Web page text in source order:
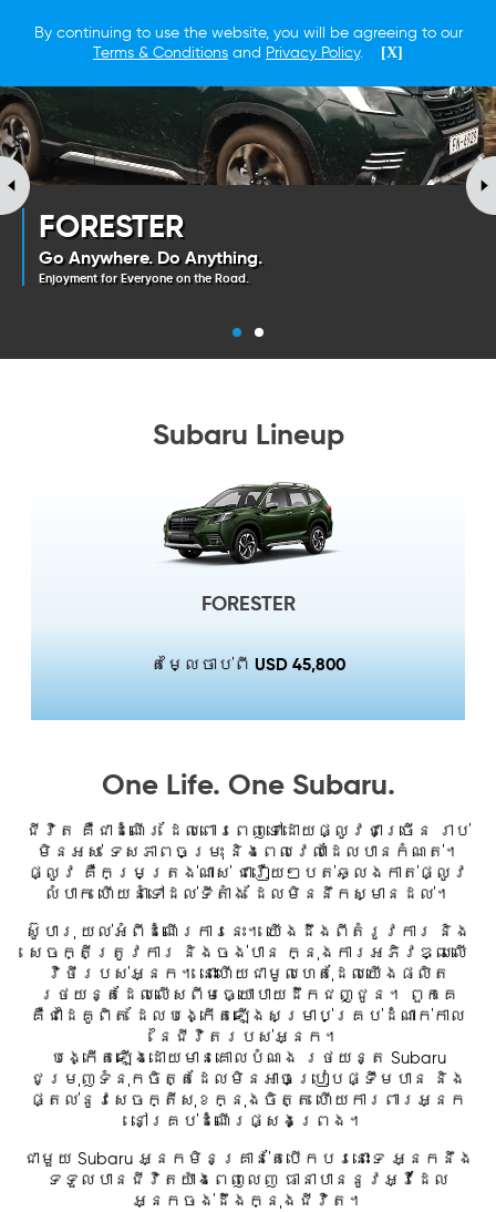
By continuing to use the website, you will be agreeing to our
Terms & Conditions and Privacy Policy. [X]
FORESTER
Go Anywhere. Do Anything.
Enjoyment for Everyone on the Road.
One Life.
One Subaru.
FORESTER
Go Anywhere. Do Anything.
Enjoyment for Everyone on the Road.
One Life.
One Subaru.
Subaru Lineup
FORESTER
តម្លៃចាប់ពី USD 45,800
One Life. One Subaru.
ជីវិត គឺជាដំណើរ ដែលពោរពេញទៅដោយផ្លូវជាច្រើន រាប់
មិនអស់ ទេសភាពចម្រុះ និងពេលវេលាដែលបានកំណត់។
ផ្លូវ គឺកម្រត្រង់ណាស់ ជារឿយៗបត់ឆ្លងកាត់ផ្លូវ
លំបាក ហើយនាំទៅដល់ទីតាំង ដែលមិននឹកស្មានដល់។
ស៊ូបារុ យល់អំពីដំណើរការនេះ។ យើងដឹងពីតំរូវការ និង
សេចក្តីត្រូវការ និងចង់បាន ក្នុងការអភិវឌ្ឍលើ
វិថីរបស់អ្នក។ នោះហើយជាមូលហេតុដែលយើងផលិត
រថយន្តដែលលើសពីមធ្យោបាយដឹកជញ្ជូន។ ពួកគេ
គឺជាដៃគូពិត ដែលបង្កើតឡើងសម្រាប់គ្រប់ដំណាក់កាល
នៃជីវិតរបស់អ្នក។
បង្កើតឡើងដោយមានគោលបំណង រថយន្ត Subaru
ជម្រុញទំនុកចិត្តដែលមិនអាចប្រៀបផ្ទឹមបាន និង
ផ្តល់នូវសេចក្តីសុខក្នុងចិត្ត ហើយការពារអ្នក
នៅគ្រប់ដំណើរផ្សងព្រេង។
ជាមួយ Subaru អ្នកមិនគ្រាន់តែបើកបរនោះទេ អ្នកនឹង
ទទួលបានជីវិតយ៉ាងពេញលេញ ធានាបាននូវអ្វីដែល
អ្នកចង់ដឹងក្នុងជីវិត។